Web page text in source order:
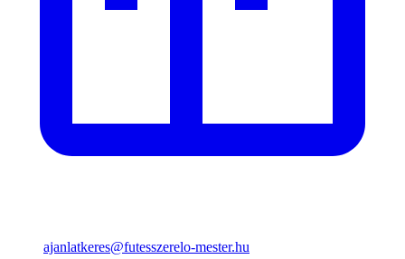
ajanlatkeres@futesszerelo-mester.hu